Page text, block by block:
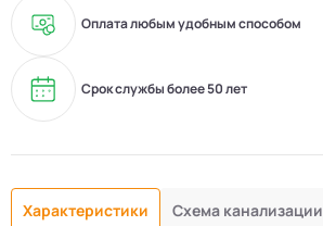
Оплата любым удобным способом
Срок службы более 50 лет
Характеристики Схема канализации